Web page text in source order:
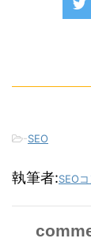
-SEO
執筆者:SEO